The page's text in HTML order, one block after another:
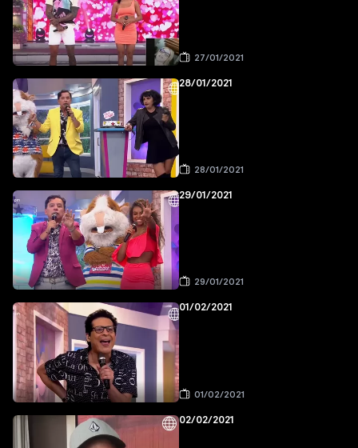
27/01/2021
28/01/2021
28/01/2021
29/01/2021
29/01/2021
01/02/2021
01/02/2021
02/02/2021